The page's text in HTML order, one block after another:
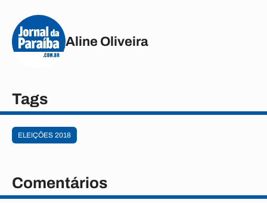
Aline Oliveira
Tags
ELEIÇÕES 2018
Comentários